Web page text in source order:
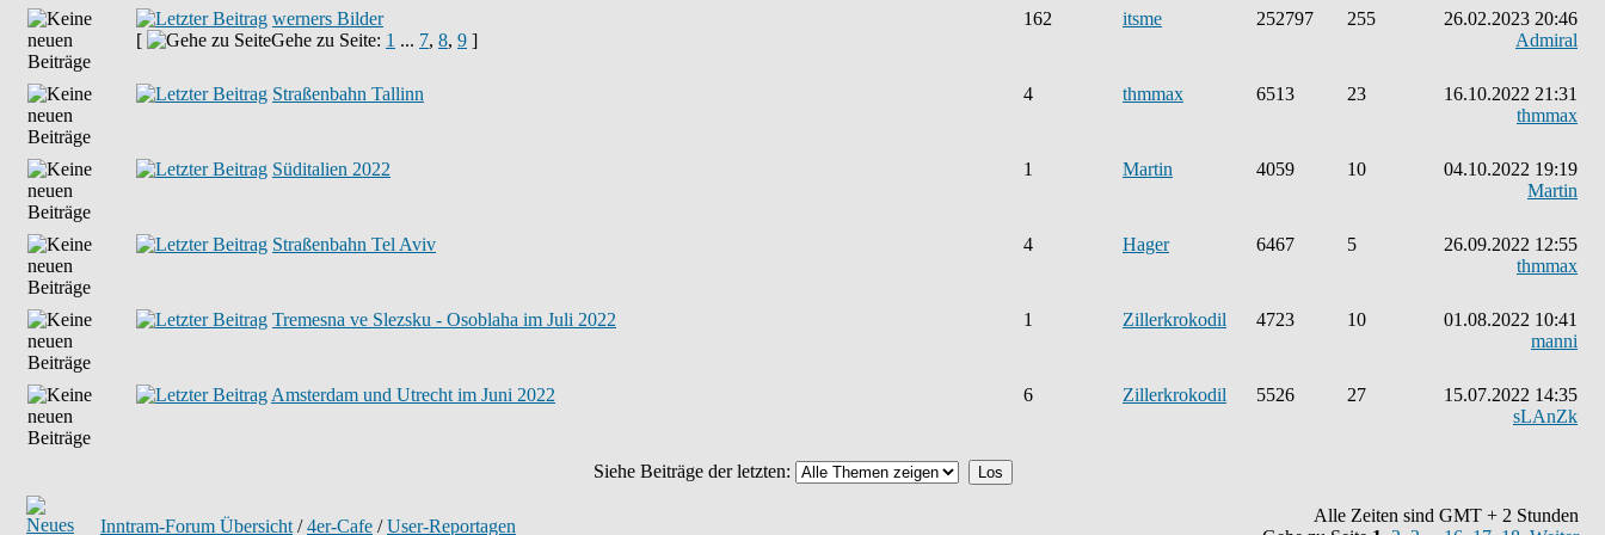
werners Bilder
[
Gehe zu Seite: 1 ... 7, 8, 9 ]
162 itsme 252797 255
26.02.2023 20:46
Admiral
Straßenbahn Tallinn 4 thmmax 6513 23
16.10.2022 21:31
thmmax
Süditalien 2022 1 Martin 4059 10
04.10.2022 19:19
Martin
Straßenbahn Tel Aviv 4 Hager 6467 5
26.09.2022 12:55
thmmax
Tremesna ve Slezsku - Osoblaha im Juli 2022 1 Zillerkrokodil 4723 10
01.08.2022 10:41
manni
Amsterdam und Utrecht im Juni 2022 6 Zillerkrokodil 5526 27
15.07.2022 14:35
sLAnZk
Siehe Beiträge der letzten:
Inntram-Forum Übersicht /4er-Cafe /User-Reportagen
Alle Zeiten sind GMT + 2 Stunden